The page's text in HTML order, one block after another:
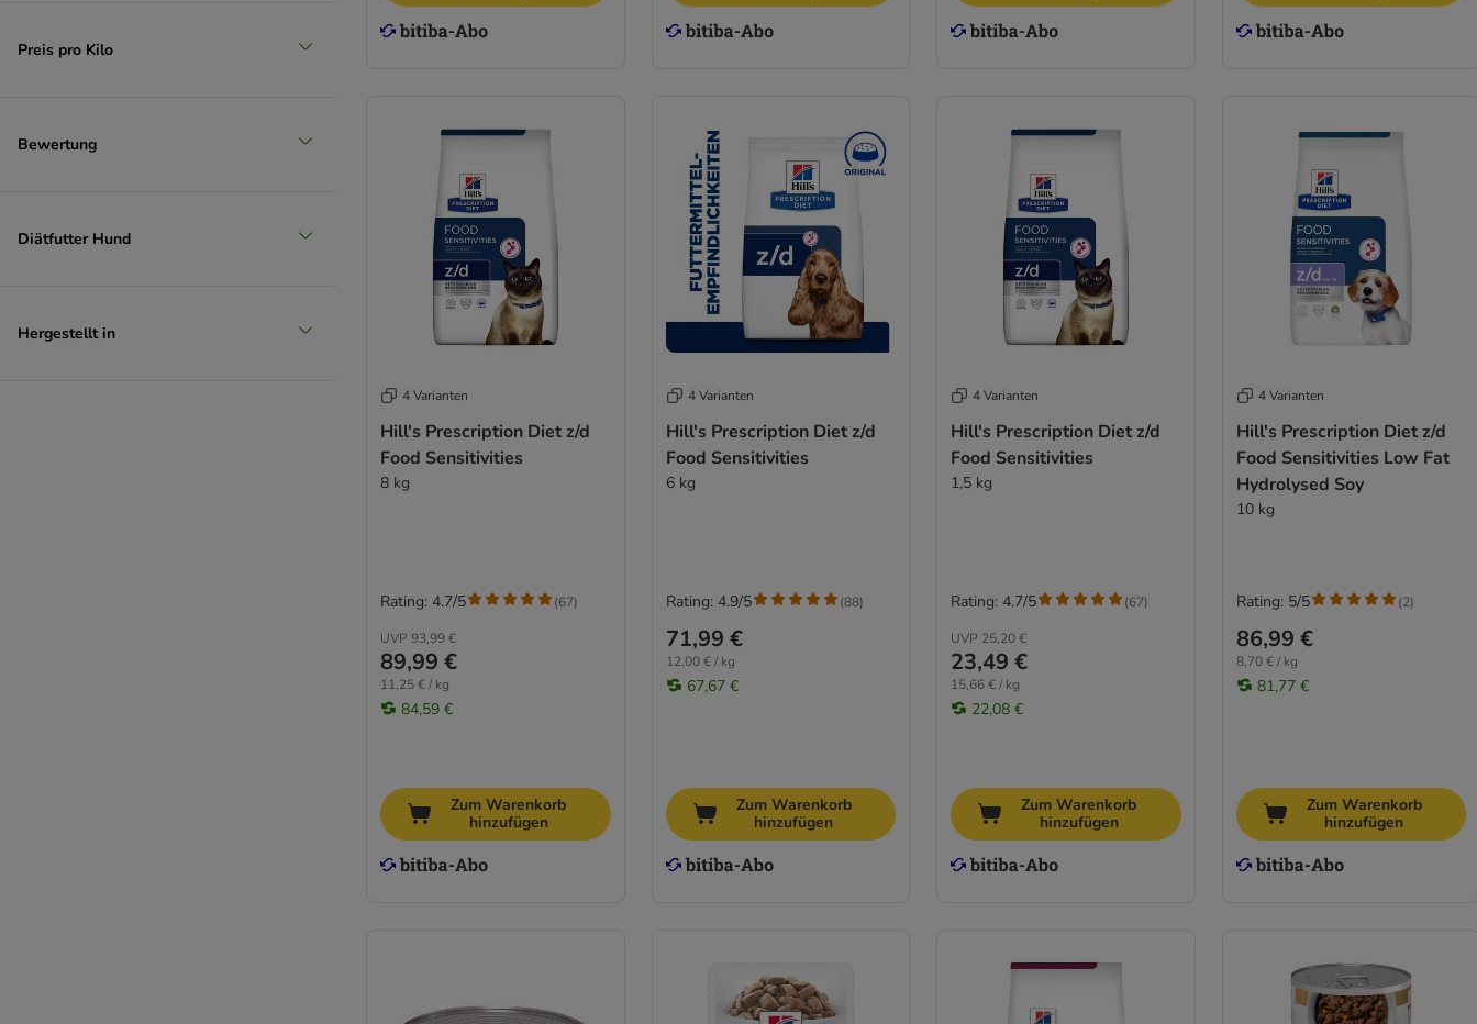
Preis pro Kilo
Bewertung
Diätfutter Hund
Hergestellt in
4 Varianten
Hill's Prescription Diet z/d
Food Sensitivities
8 kg
UVP 93,99 €
89,99 €
11,25 € / kg
84,59 €
Rating: 4.7/5 (67)
Zum Warenkorb
hinzufügen
4 Varianten
Hill's Prescription Diet z/d
Food Sensitivities
6 kg
71,99 €
12,00 € / kg
67,67 €
Rating: 4.9/5 (88)
Zum Warenkorb
hinzufügen
4 Varianten
Hill's Prescription Diet z/d
Food Sensitivities
1,5 kg
UVP 25,20 €
23,49 €
15,66 € / kg
22,08 €
Rating: 4.7/5 (67)
Zum Warenkorb
hinzufügen
4 Varianten
Hill's Prescription Diet z/d
Food Sensitivities Low Fat
Hydrolysed Soy
10 kg
86,99 €
8,70 € / kg
81,77 €
Rating: 5/5 (2)
Zum Warenkorb
hinzufügen